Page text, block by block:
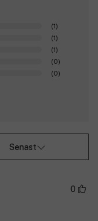
(1)
(1)
(1)
(0)
(0)
Senast
0